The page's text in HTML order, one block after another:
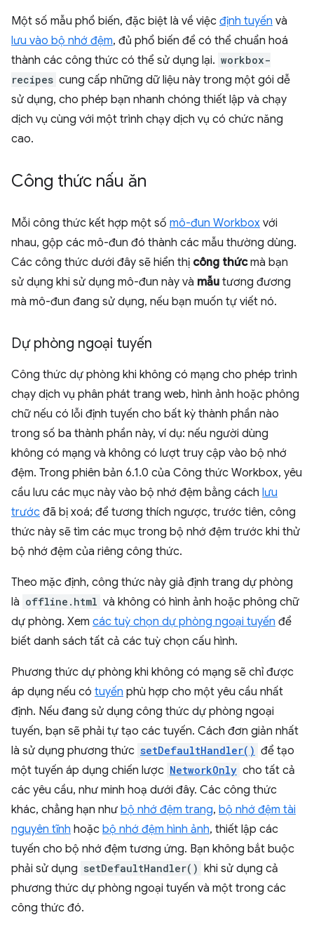
Một số mẫu phổ biến, đặc biệt là về việc định tuyến và
lưu vào bộ nhớ đệm, đủ phổ biến để có thể chuẩn hoá
thành các công thức có thể sử dụng lại. workbox-
recipes cung cấp những dữ liệu này trong một gói dễ
sử dụng, cho phép bạn nhanh chóng thiết lập và chạy
dịch vụ cùng với một trình chạy dịch vụ có chức năng
cao.
Công thức nấu ăn
Mỗi công thức kết hợp một số mô-đun Workbox với
nhau, gộp các mô-đun đó thành các mẫu thường dùng.
Các công thức dưới đây sẽ hiển thị công thứcmà bạn
sử dụng khi sử dụng mô-đun này và mẫu tương đương
mà mô-đun đang sử dụng, nếu bạn muốn tự viết nó.
Dự phòng ngoại tuyến
Công thức dự phòng khi không có mạng cho phép trình
chạy dịch vụ phân phát trang web, hình ảnh hoặc phông
chữ nếu có lỗi định tuyến cho bất kỳ thành phần nào
trong số ba thành phần này, ví dụ: nếu người dùng
không có mạng và không có lượt truy cập vào bộ nhớ
đệm. Trong phiên bản 6.1.0 của Công thức Workbox, yêu
cầu lưu các mục này vào bộ nhớ đệm bằng cách lưu
trước đã bị xoá; để tương thích ngược, trước tiên, công
thức này sẽ tìm các mục trong bộ nhớ đệm trước khi thử
bộ nhớ đệm của riêng công thức.
Theo mặc định, công thức này giả định trang dự phòng
là offline.html và không có hình ảnh hoặc phông chữ
dự phòng. Xem các tuỳ chọn dự phòng ngoại tuyến để
biết danh sách tất cả các tuỳ chọn cấu hình.
Phương thức dự phòng khi không có mạng sẽ chỉ được
áp dụng nếu có tuyến phù hợp cho một yêu cầu nhất
định. Nếu đang sử dụng công thức dự phòng ngoại
tuyến, bạn sẽ phải tự tạo các tuyến. Cách đơn giản nhất
là sử dụng phương thức setDefaultHandler() để tạo
một tuyến áp dụng chiến lược NetworkOnly cho tất cả
các yêu cầu, như minh hoạ dưới đây. Các công thức
khác, chẳng hạn như bộ nhớ đệm trang, bộ nhớ đệm tài
nguyên tĩnh hoặc bộ nhớ đệm hình ảnh, thiết lập các
tuyến cho bộ nhớ đệm tương ứng. Bạn không bắt buộc
phải sử dụng setDefaultHandler() khi sử dụng cả
phương thức dự phòng ngoại tuyến và một trong các
công thức đó.